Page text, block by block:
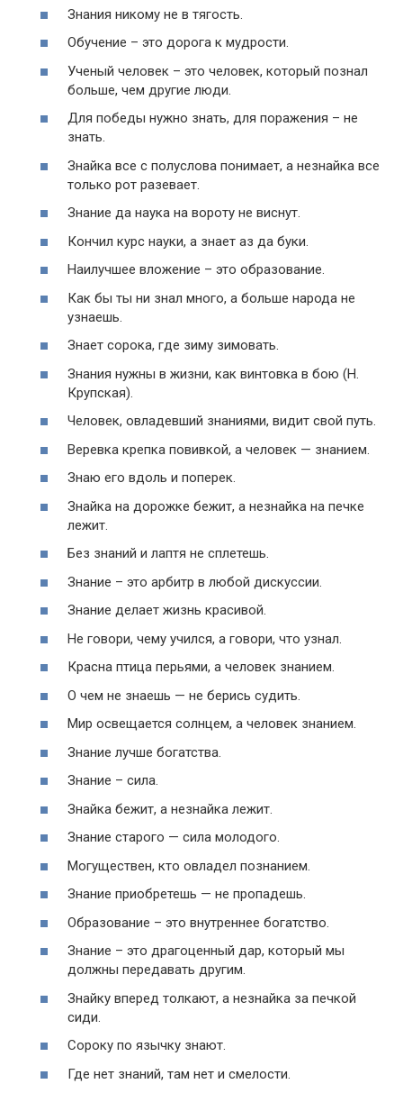
Знания никому не в тягость.
Обучение – это дорога к мудрости.
Ученый человек – это человек, который познал
больше, чем другие люди.
Для победы нужно знать, для поражения – не
знать.
Знайка все с полуслова понимает, а незнайка все
только рот разевает.
Знание да наука на вороту не виснут.
Кончил курс науки, а знает аз да буки.
Наилучшее вложение – это образование.
Как бы ты ни знал много, а больше народа не
узнаешь.
Знает сорока, где зиму зимовать.
Знания нужны в жизни, как винтовка в бою (Н.
Крупская).
Человек, овладевший знаниями, видит свой путь.
Веревка крепка повивкой, а человек — знанием.
Знаю его вдоль и поперек.
Знайка на дорожке бежит, а незнайка на печке
лежит.
Без знаний и лаптя не сплетешь.
Знание – это арбитр в любой дискуссии.
Знание делает жизнь красивой.
Не говори, чему учился, а говори, что узнал.
Красна птица перьями, а человек знанием.
О чем не знаешь — не берись судить.
Мир освещается солнцем, а человек знанием.
Знание лучше богатства.
Знание – сила.
Знайка бежит, а незнайка лежит.
Знание старого — сила молодого.
Могуществен, кто овладел познанием.
Знание приобретешь — не пропадешь.
Образование – это внутреннее богатство.
Знание – это драгоценный дар, который мы
должны передавать другим.
Знайку вперед толкают, а незнайка за печкой
сиди.
Сороку по язычку знают.
Где нет знаний, там нет и смелости.